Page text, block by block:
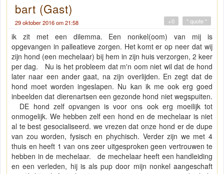
bart (Gast)
29 oktober 2016 om 21:58 " quote "
+0
ik zit met een dilemma. Een nonkel(oom) van mij is
opgevangen in palleatieve zorgen. Het komt er op neer dat wij
zijn hond (een mechelaar) bij hem in zijn huis verzorgen, 2 keer
per dag. Nu is het probleem dat m'n oom niet wil dat de hond
later naar een ander gaat, na zijn overlijden. En zegt dat de
hond moet worden ingeslapen. Nu kan ik me ook erg goed
inbeelden dat dierenartsen een gezonde hond niet wegspuiten.
DE hond zelf opvangen is voor ons ook erg moeilijk tot
onmogelijk. We hebben zelf een hond en de mechelaar is niet
al te best gesocialiseerd. we vrezen dat onze hond er de dupe
van zou worden, fysisch en phychisch. Verder zijn we met 4
thuis en heeft 1 van ons zeer uitgesproken geen vertrouwen te
hebben in de mechelaar. de mechelaar heeft een handleiding
en een verleden, hij is als pup door mijn nonkel aangeschaft